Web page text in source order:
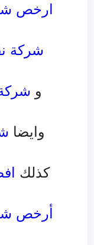
ارخص
شركة
و
وايضا
كذلك
أرخص